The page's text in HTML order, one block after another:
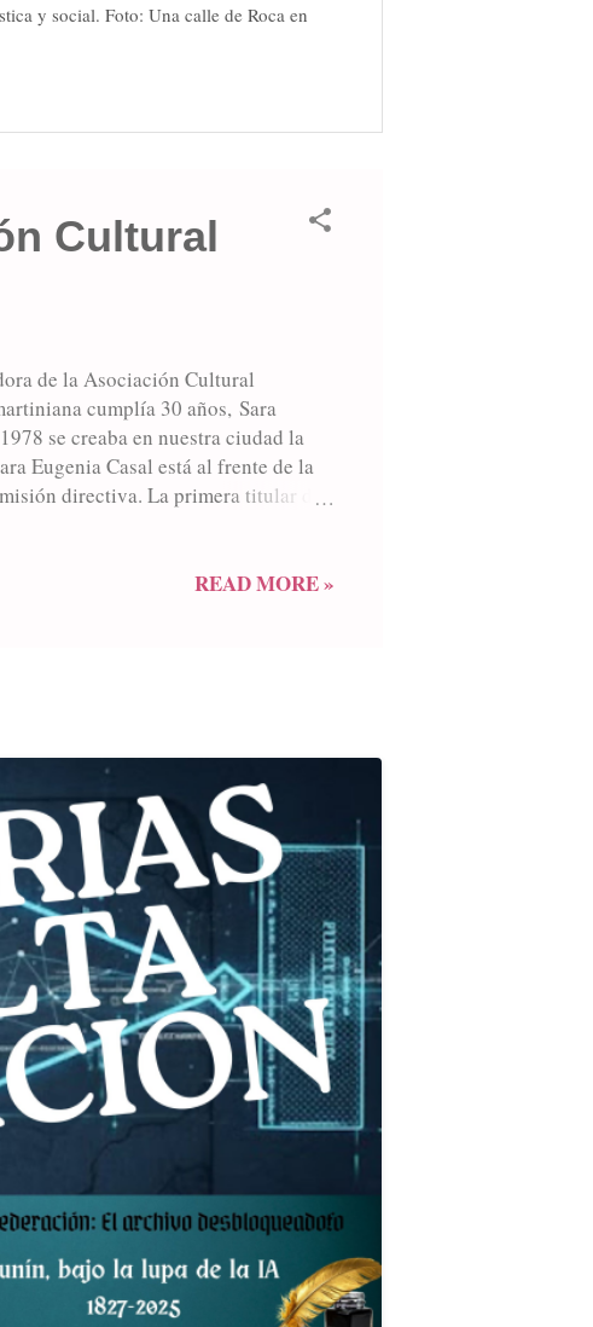
y social. Foto: Una calle de Roca en
Cultural
de la Asociación Cultural
cumplía 30 años, Sara
se creaba en nuestra ciudad la
Eugenia Casal está al frente de la
directiva. La primera titular de
años”. Manifestó que la entidad
READ MORE »